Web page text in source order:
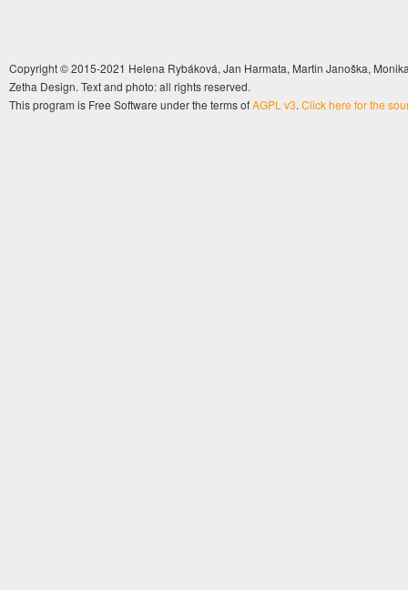
Copyright © 2015-2021 Helena Rybáková, Jan Harmata, Martin Janoška,
Zetha Design. Text and photo: all rights reserved.
This program is Free Software under the terms ofAGPL v3. Click here for the